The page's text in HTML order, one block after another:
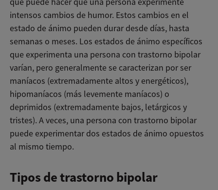
intensos cambios de humor. Estos cambios en el
estado de ánimo pueden durar desde días, hasta
semanas o meses. Los estados de ánimo específicos
que experimenta una persona con trastorno bipolar
varían, pero generalmente se caracterizan por ser
maníacos (extremadamente altos y energéticos),
hipomaníacos (más levemente maníacos) o
deprimidos (extremadamente bajos, letárgicos y
tristes). A veces, una persona con trastorno bipolar
puede experimentar dos estados de ánimo opuestos
al mismo tiempo.
Tipos de trastorno bipolar